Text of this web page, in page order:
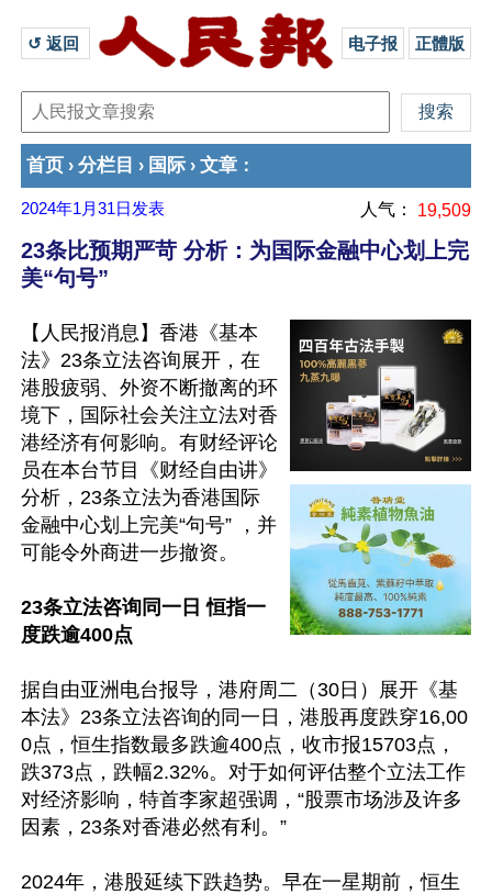
↺ 返回 电子报 正體版
首页 › 分栏目 › 国际 › 文章 ：
2024年1月31日 发表 人气： 19,509
23条比预期严苛 分析：为国际金融中心划上完
美“句号”
【人民报消息】香港《基本
法》23条立法咨询展开，在
港股疲弱、外资不断撤离的环
境下，国际社会关注立法对香
港经济有何影响。有财经评论
员在本台节目《财经自由讲》
分析，23条立法为香港国际
金融中心划上完美“句号” ，并
可能令外商进一步撤资。
23条立法咨询同一日 恒指一
度跌逾400点
据自由亚洲电台报导，港府周二（30日）展开《基
本法》23条立法咨询的同一日，港股再度跌穿16,00
0点，恒生指数最多跌逾400点，收市报15703点，
跌373点，跌幅2.32%。对于如何评估整个立法工作
对经济影响，特首李家超强调，“股票市场涉及许多
因素，23条对香港必然有利。”
2024年，港股延续下跌趋势。早在一星期前，恒生